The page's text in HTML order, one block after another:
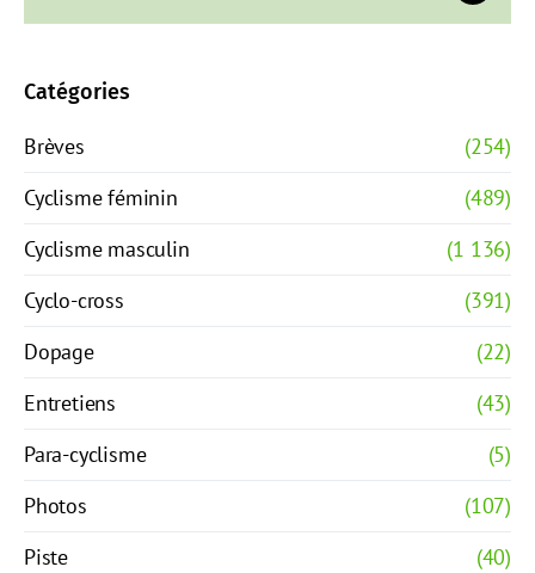
Catégories
Brèves
(254)
Cyclisme féminin
(489)
Cyclisme masculin
(1 136)
Cyclo-cross
(391)
Dopage
(22)
Entretiens
(43)
Para-cyclisme
(5)
Photos
(107)
Piste
(40)